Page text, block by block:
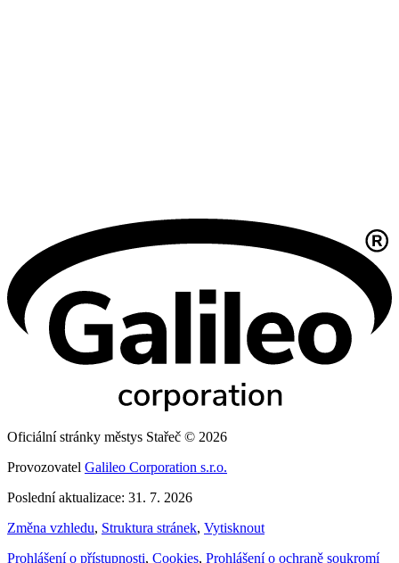
Oficiální stránky městys Stařeč © 2026
Provozovatel Galileo Corporation s.r.o.
Poslední aktualizace: 31. 7. 2026
Změna vzhledu, Struktura stránek, Vytisknout
Prohlášení o přístupnosti, Cookies, Prohlášení o ochraně soukromí